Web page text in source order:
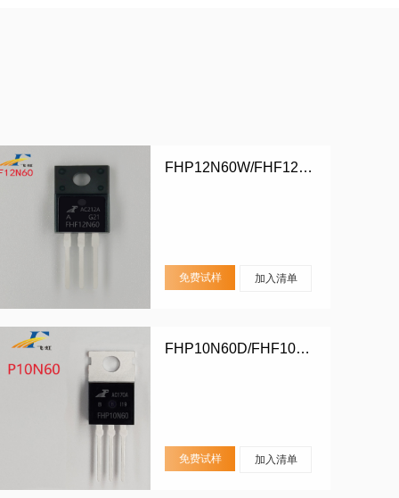
FHP12N60W/FHF12N60W
免费试样 加入清单
FHP10N60D/FHF10N60D
免费试样 加入清单